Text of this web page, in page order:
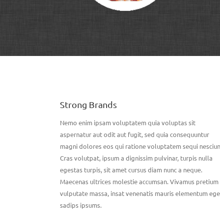
Strong Brands
Nemo enim ipsam voluptatem quia voluptas sit
aspernatur aut odit aut fugit, sed quia consequuntur
magni dolores eos qui ratione voluptatem sequi
Cras volutpat, ipsum a dignissim pulvinar, turpis nulla
egestas turpis, sit amet cursus diam nunc a neque.
Maecenas ultrices molestie accumsan. Vivamus pretium
vulputate massa, insat venenatis mauris elementum
sadips ipsums.